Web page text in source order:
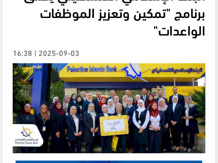
برنامج "تمكين وتعزيز الموظفات
الواعدات"
2025-09-03 | 16:38